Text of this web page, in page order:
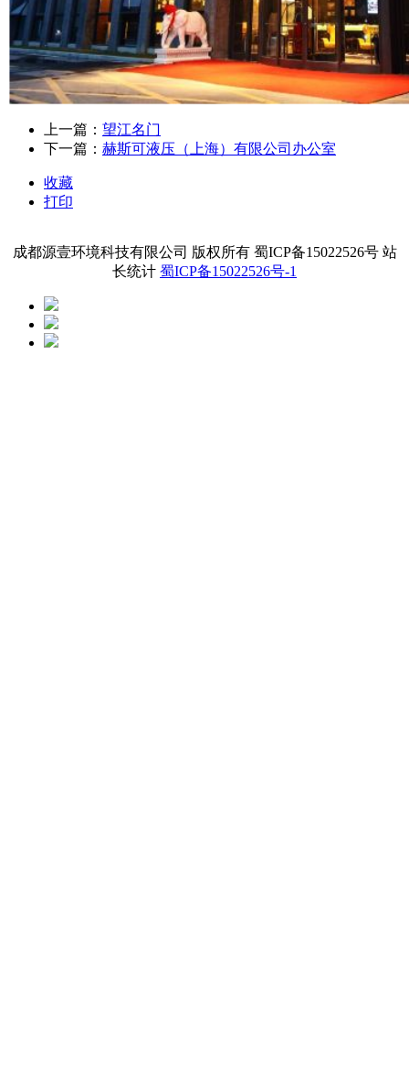
上一篇： ​望江名门
下一篇： ​赫斯可液压（上海）有限公司办公室
收藏
打印
成都源壹环境科技有限公司 版权所有 蜀ICP备15022526号 站
长统计 蜀ICP备15022526号-1